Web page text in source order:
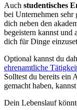
Auch studentisches
bei Unternehmen sehr
dich neben den
begeistern kannst und
dich für Dinge
Optional kannst du
ehrenamtliche
Solltest du bereits ein
gemacht haben,
Dein Lebenslauf